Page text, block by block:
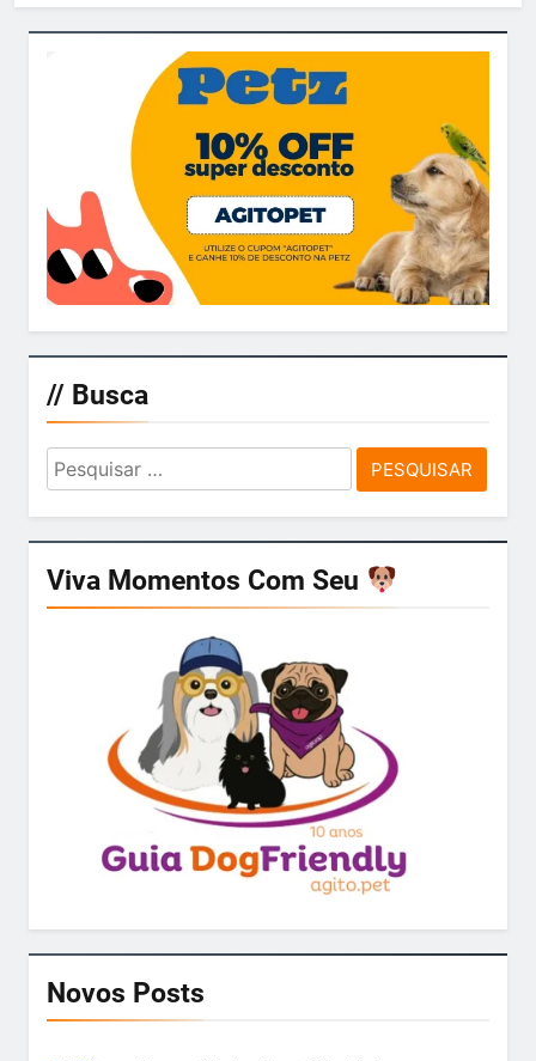
// Busca
Pesquisar
por:
Viva Momentos Com Seu
Novos Posts